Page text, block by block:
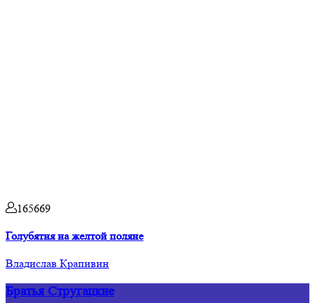
165669
Голубятня на желтой поляне
Владислав Крапивин
Братья Стругацкие